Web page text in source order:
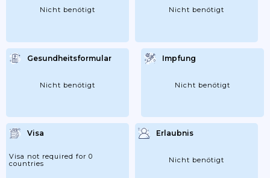
Nicht benötigt Nicht benötigt
Gesundheitsformular
Nicht benötigt
Impfung
Nicht benötigt
Visa
Visa not required for 0
countries
Erlaubnis
Nicht benötigt